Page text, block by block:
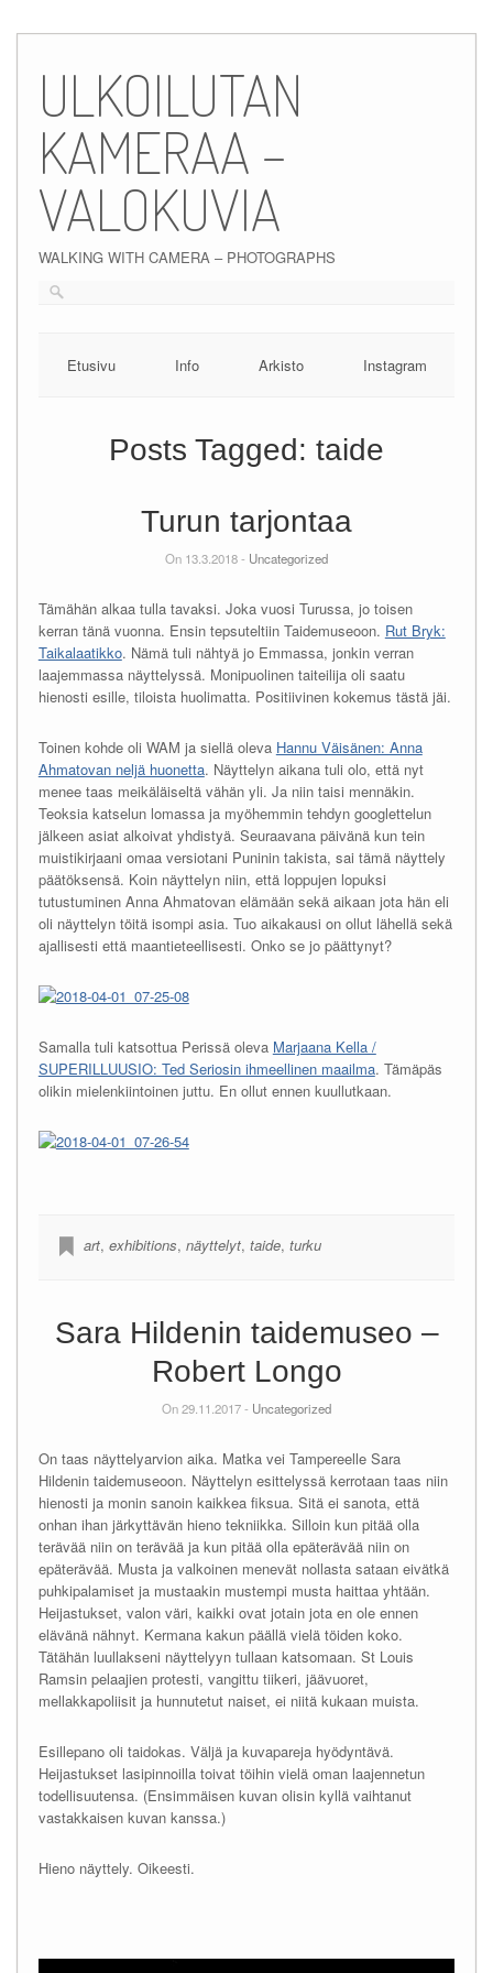
content
ULKOILUTAN
KAMERAA –
VALOKUVIA
WALKING WITH CAMERA – PHOTOGRAPHS
Etusivu Info Arkisto Instagram
Posts Tagged: taide
Turun tarjontaa
On 13.3.2018 - Uncategorized
Tämähän alkaa tulla tavaksi. Joka vuosi Turussa, jo toisen
kerran tänä vuonna. Ensin tepsuteltiin Taidemuseoon. Rut Bryk:
Taikalaatikko. Nämä tuli nähtyä jo Emmassa, jonkin verran
laajemmassa näyttelyssä. Monipuolinen taiteilija oli saatu
hienosti esille, tiloista huolimatta. Positiivinen kokemus tästä jäi.
Toinen kohde oli WAM ja siellä oleva Hannu Väisänen: Anna
Ahmatovan neljä huonetta. Näyttelyn aikana tuli olo, että nyt
menee taas meikäläiseltä vähän yli. Ja niin taisi mennäkin.
Teoksia katselun lomassa ja myöhemmin tehdyn googlettelun
jälkeen asiat alkoivat yhdistyä. Seuraavana päivänä kun tein
muistikirjaani omaa versiotani Puninin takista, sai tämä näyttely
päätöksensä. Koin näyttelyn niin, että loppujen lopuksi
tutustuminen Anna Ahmatovan elämään sekä aikaan jota hän eli
oli näyttelyn töitä isompi asia. Tuo aikakausi on ollut lähellä sekä
ajallisesti että maantieteellisesti. Onko se jo päättynyt?
Samalla tuli katsottua Perissä oleva Marjaana Kella /
SUPERILLUUSIO: Ted Seriosin ihmeellinen maailma. Tämäpäs
olikin mielenkiintoinen juttu. En ollut ennen kuullutkaan.
art, exhibitions, näyttelyt, taide, turku
Sara Hildenin taidemuseo –
Robert Longo
On 29.11.2017 - Uncategorized
On taas näyttelyarvion aika. Matka vei Tampereelle Sara
Hildenin taidemuseoon. Näyttelyn esittelyssä kerrotaan taas niin
hienosti ja monin sanoin kaikkea fiksua. Sitä ei sanota, että
onhan ihan järkyttävän hieno tekniikka. Silloin kun pitää olla
terävää niin on terävää ja kun pitää olla epäterävää niin on
epäterävää. Musta ja valkoinen menevät nollasta sataan eivätkä
puhkipalamiset ja mustaakin mustempi musta haittaa yhtään.
Heijastukset, valon väri, kaikki ovat jotain jota en ole ennen
elävänä nähnyt. Kermana kakun päällä vielä töiden koko.
Tätähän luullakseni näyttelyyn tullaan katsomaan. St Louis
Ramsin pelaajien protesti, vangittu tiikeri, jäävuoret,
mellakkapoliisit ja hunnutetut naiset, ei niitä kukaan muista.
Esillepano oli taidokas. Väljä ja kuvapareja hyödyntävä.
Heijastukset lasipinnoilla toivat töihin vielä oman laajennetun
todellisuutensa. (Ensimmäisen kuvan olisin kyllä vaihtanut
vastakkaisen kuvan kanssa.)
Hieno näyttely. Oikeesti.